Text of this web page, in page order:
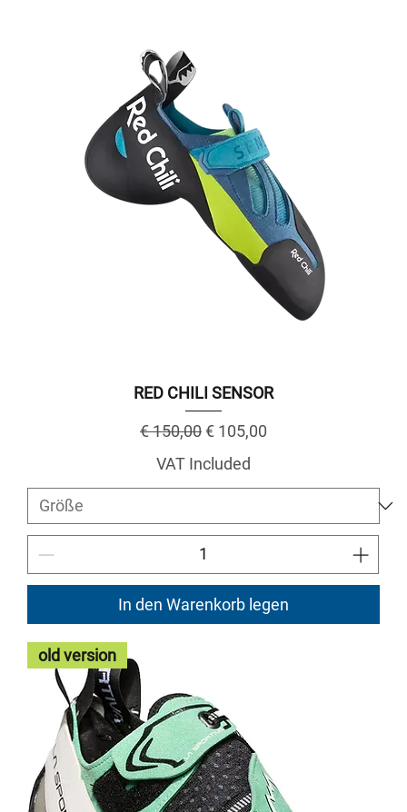
RED CHILI SENSOR
Regular Price
€ 150,00Sale Price
€ 105,00
VAT Included
In den Warenkorb legen
old version